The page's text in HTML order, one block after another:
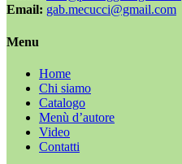
Email: gab.mecucci@gmail.com
Menu
Home
Chi siamo
Catalogo
Menù d’autore
Video
Contatti